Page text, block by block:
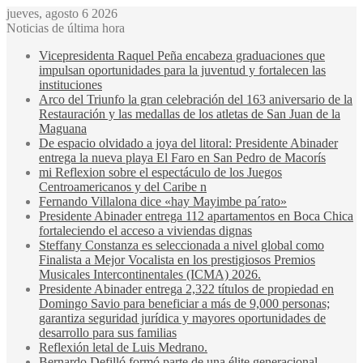
jueves, agosto 6 2026
Noticias de última hora
Vicepresidenta Raquel Peña encabeza graduaciones que
impulsan oportunidades para la juventud y fortalecen las
instituciones
Arco del Triunfo la gran celebración del 163 aniversario de la
Restauración y las medallas de los atletas de San Juan de la
Maguana
De espacio olvidado a joya del litoral: Presidente Abinader
entrega la nueva playa El Faro en San Pedro de Macorís
mi Reflexion sobre el espectáculo de los Juegos
Centroamericanos y del Caribe n
Fernando Villalona dice «hay Mayimbe pa´rato»
Presidente Abinader entrega 112 apartamentos en Boca Chica
fortaleciendo el acceso a viviendas dignas
Steffany Constanza es seleccionada a nivel global como
Finalista a Mejor Vocalista en los prestigiosos Premios
Musicales Intercontinentales (ICMA) 2026.
Presidente Abinader entrega 2,322 títulos de propiedad en
Domingo Savio para beneficiar a más de 9,000 personas;
garantiza seguridad jurídica y mayores oportunidades de
desarrollo para sus familias
Reflexión letal de Luis Medrano.